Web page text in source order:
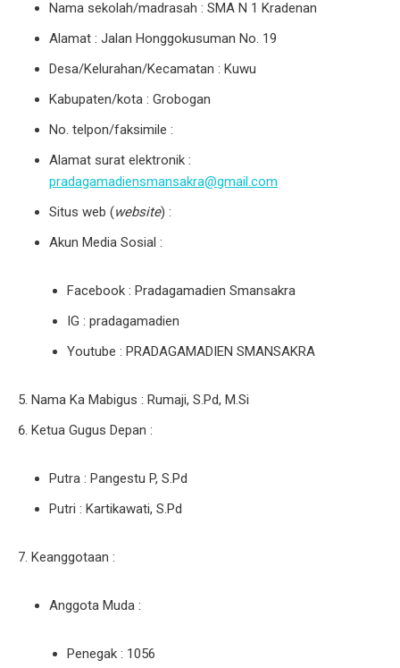
Nama sekolah/madrasah : SMA N 1 Kradenan
Alamat : Jalan Honggokusuman No. 19
Desa/Kelurahan/Kecamatan : Kuwu
Kabupaten/kota : Grobogan
No. telpon/faksimile :
Alamat surat elektronik :
pradagamadiensmansakra@gmail.com
Situs web (website) :
Akun Media Sosial :
Facebook : Pradagamadien Smansakra
IG : pradagamadien
Youtube : PRADAGAMADIEN SMANSAKRA
Nama Ka Mabigus : Rumaji, S.Pd, M.Si
Ketua Gugus Depan :
Putra : Pangestu P, S.Pd
Putri : Kartikawati, S.Pd
Keanggotaan :
Anggota Muda :
Penegak : 1056